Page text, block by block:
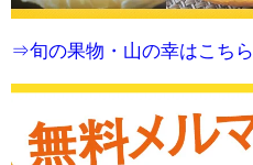
⇒旬の果物・山の幸はこちら